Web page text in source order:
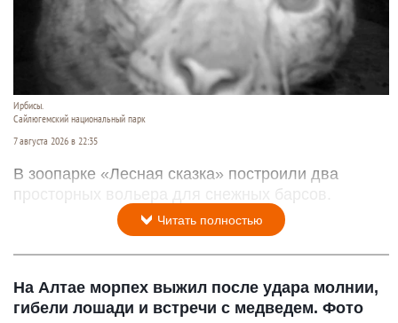
Читать полностью
В барнаульском зоопарке могут появиться
ирбисы